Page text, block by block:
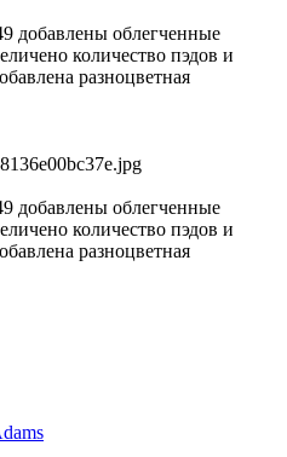
добавлены облегченные
количество пэдов и
разноцветная
добавлены облегченные
количество пэдов и
разноцветная